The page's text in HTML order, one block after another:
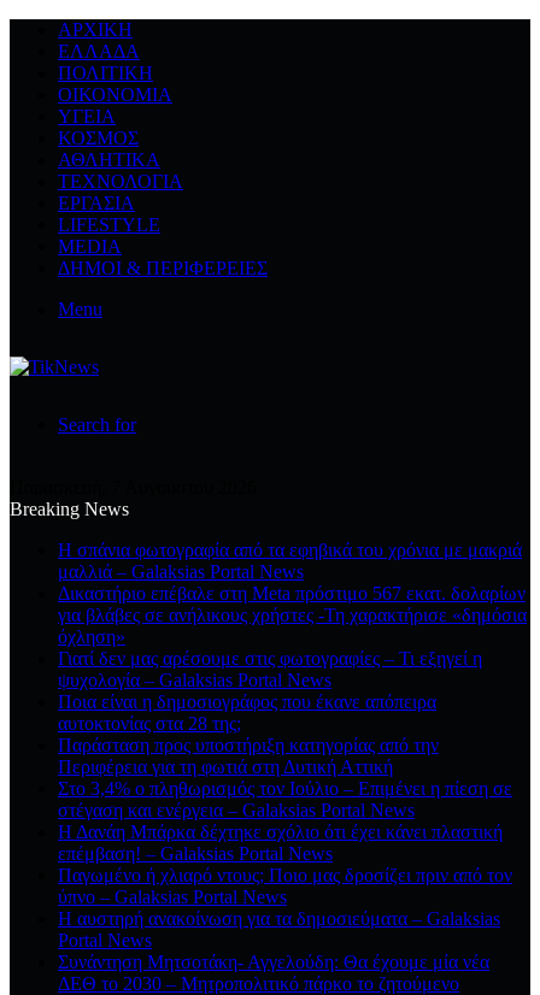
ΑΡΧΙΚΉ
ΕΛΛΆΔΑ
ΠΟΛΙΤΙΚΉ
ΟΙΚΟΝΟΜΊΑ
ΥΓΕΊΑ
ΚΌΣΜΟΣ
ΑΘΛΗΤΙΚΆ
ΤΕΧΝΟΛΟΓΙΆ
ΕΡΓΑΣΊΑ
LIFESTYLE
MEDIA
ΔΉΜΟΙ & ΠΕΡΙΦΈΡΕΙΕΣ
Menu
Search for
Breaking News
Η σπάνια φωτογραφία από τα εφηβικά του χρόνια με μακριά
μαλλιά – Galaksias Portal News
Δικαστήριο επέβαλε στη Meta πρόστιμο 567 εκατ. δολαρίων
για βλάβες σε ανήλικους χρήστες -Τη χαρακτήρισε «δημόσια
όχληση»
Γιατί δεν μας αρέσουμε στις φωτογραφίες – Τι εξηγεί η
ψυχολογία – Galaksias Portal News
Ποια είναι η δημοσιογράφος που έκανε απόπειρα
αυτοκτονίας στα 28 της;
Παράσταση προς υποστήριξη κατηγορίας από την
Περιφέρεια για τη φωτιά στη Δυτική Αττική
Στο 3,4% ο πληθωρισμός τον Ιούλιο – Επιμένει η πίεση σε
στέγαση και ενέργεια – Galaksias Portal News
Η Δανάη Μπάρκα δέχτηκε σχόλιο ότι έχει κάνει πλαστική
επέμβαση! – Galaksias Portal News
Παγωμένο ή χλιαρό ντους; Ποιο μας δροσίζει πριν από τον
ύπνο – Galaksias Portal News
Η αυστηρή ανακοίνωση για τα δημοσιεύματα – Galaksias
Portal News
Συνάντηση Μητσοτάκη- Αγγελούδη: Θα έχουμε μία νέα
ΔΕΘ το 2030 – Μητροπολιτικό πάρκο το ζητούμενο